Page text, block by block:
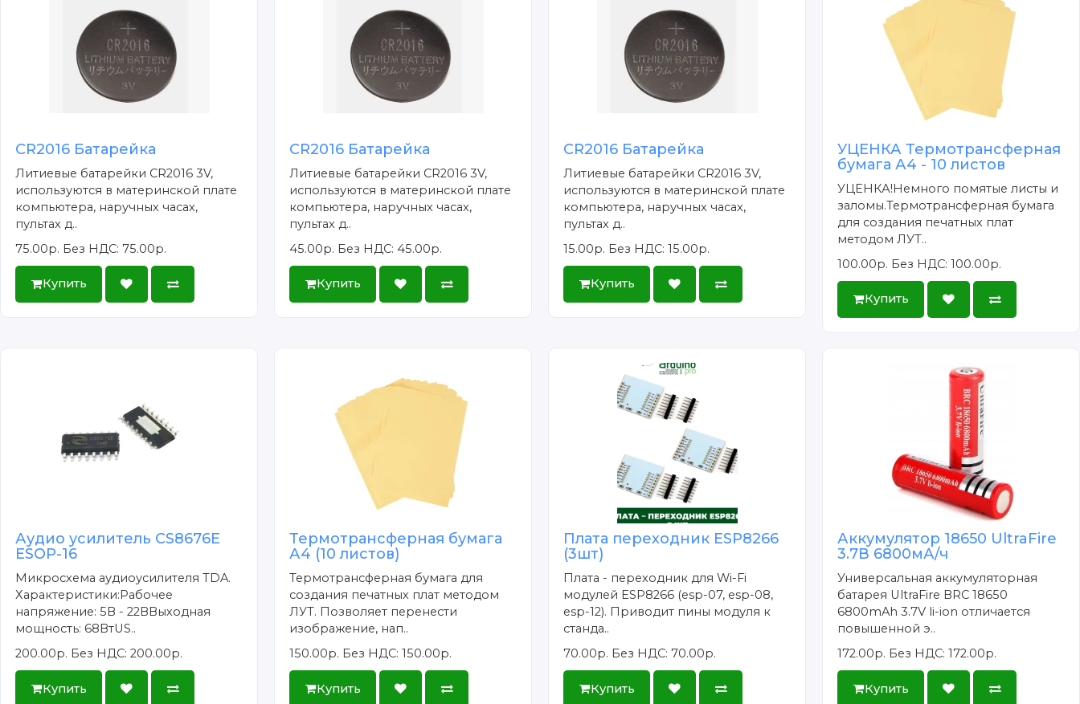
CR2016 Батарейка
Литиевые батарейки CR2016 3V,
используются в материнской плате
компьютера, наручных часах,
пультах д..
75.00р. Без НДС: 75.00р.
Купить
CR2016 Батарейка
Литиевые батарейки CR2016 3V,
используются в материнской плате
компьютера, наручных часах,
пультах д..
45.00р. Без НДС: 45.00р.
Купить
CR2016 Батарейка
Литиевые батарейки CR2016 3V,
используются в материнской плате
компьютера, наручных часах,
пультах д..
15.00р. Без НДС: 15.00р.
Купить
УЦЕНКА Термотрансферная
бумага А4 - 10 листов
УЦЕНКА!Немного помятые листы и
заломы.Термотрансферная бумага
для создания печатных плат
методом ЛУТ..
100.00р. Без НДС: 100.00р.
Купить
Аудио усилитель CS8676E
ESOP-16
Микросхема аудиоусилителя TDA.
Характеристики:Рабочее
напряжение: 5В - 22ВВыходная
мощность: 68ВтUS..
200.00р. Без НДС: 200.00р.
Купить
Термотрансферная бумага
А4 (10 листов)
Термотрансферная бумага для
создания печатных плат методом
ЛУТ. Позволяет перенести
изображение, нап..
150.00р. Без НДС: 150.00р.
Купить
Плата переходник ESP8266
(3шт)
Плата - переходник для Wi-Fi
модулей ESP8266 (esp-07, esp-08,
esp-12). Приводит пины модуля к
станда..
70.00р. Без НДС: 70.00р.
Купить
Аккумулятор 18650 UltraFire
3.7В 6800мА/ч
Универсальная аккумуляторная
батарея UltraFire BRC 18650
6800mAh 3.7V li-ion отличается
повышенной э..
172.00р. Без НДС: 172.00р.
Купить